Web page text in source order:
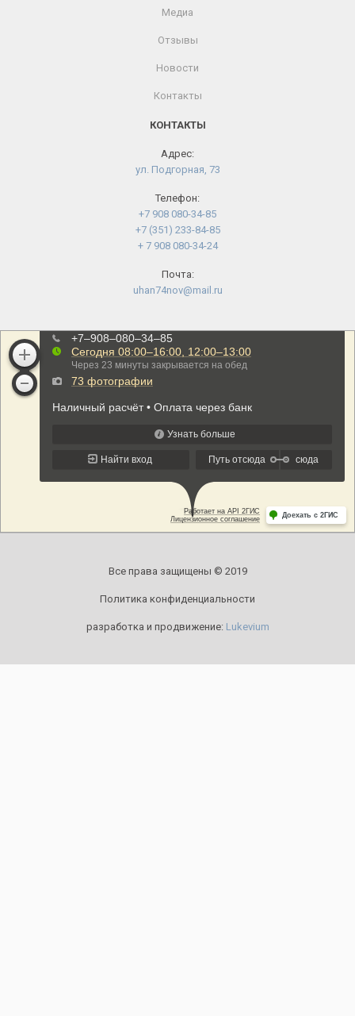
Медиа
Отзывы
Новости
Контакты
КОНТАКТЫ
Адрес:
ул. Подгорная, 73
Телефон:
+7 908 080-34-85
+7 (351) 233-84-85
+ 7 908 080-34-24
Почта:
uhan74nov@mail.ru
Все права защищены © 2019
Политика конфиденциальности
разработка и продвижение: Lukevium